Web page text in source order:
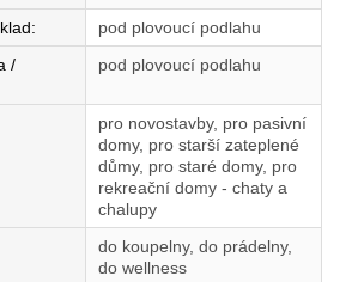
:
pod plovoucí podlahu
/
pod plovoucí podlahu
pro novostavby, pro pasivní
domy, pro starší zateplené
důmy, pro staré domy, pro
rekreační domy - chaty a
chalupy
do koupelny, do prádelny,
do wellness